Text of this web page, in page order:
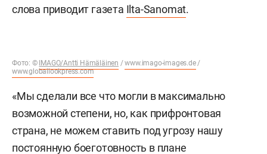
слова приводит газета Ilta-Sanomat.
Фото: © IMAGO/Antti Hämäläinen /www.imago-images.de/
www.globallookpress.com
«Мы сделали все что могли в максимально
возможной степени, но, как прифронтовая
страна, не можем ставить под угрозу нашу
постоянную боеготовность в плане